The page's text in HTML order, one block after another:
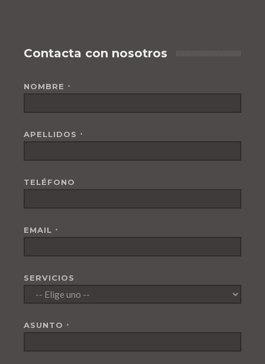
Contacta con nosotros
NOMBRE *
APELLIDOS *
TELÉFONO
EMAIL *
SERVICIOS
ASUNTO *